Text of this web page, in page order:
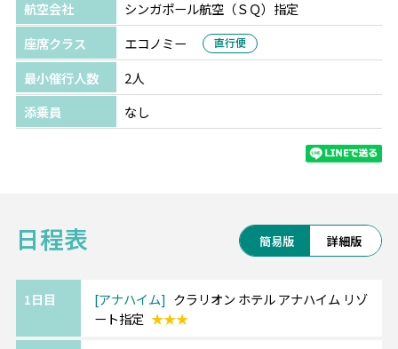
航空会社
シンガポール航空（ＳＱ）指定
座席クラス
エコノミー 直行便
最小催行人数
2人
添乗員
なし
日程表 簡易版 詳細版
1日目 アナハイム
クラリオン ホテル アナハイム リゾ
ート指定 ★★★